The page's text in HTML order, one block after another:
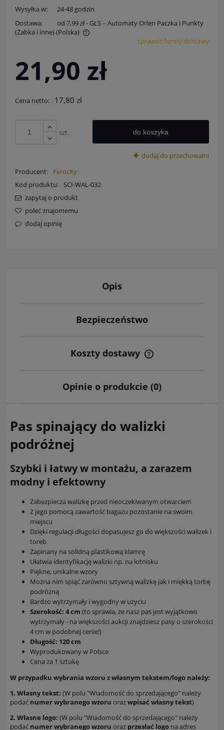
Wysyłka w:
24-48 godzin
Dostawa:
od 7,99 zł- GLS – Automaty Orlen Paczka i Punkty
(Żabka i inne)(Polska)
Cena nie zawiera ewentualnych kosztów płatnościsprawdź formy dostawy
21,90 zł
Cena netto: 17,80 zł
szt. do koszyka
dodaj do przechowalni
Producent:
Ferocity
Kod produktu:
SCI-WAL-032
zapytaj o produkt
poleć znajomemu
dodaj opinię
Opis
Bezpieczeństwo
Koszty dostawy
Cena nie zawiera ewentualnych kosztów płatności
Opinie o produkcie (0)
Pas spinający do walizki
podróżnej
Szybki i łatwy w montażu, a zarazem
modny i efektowny
Zabezpiecza walizkę przed nieoczekiwanym otwarciem
Z jego pomocą zawartość bagażu pozostanie na swoim
miejscu
Dzięki regulacji długości dopasujesz go do większości walizek i
toreb
Zapinany na solidną plastikową klamrę
Ułatwia identyfikację walizki np. na lotnisku
Piękne, unikalne wzory
Można nim spiąć zarówno sztywną walizkę jak i miękką torbę
podróżną
Bardzo wytrzymały i wygodny w użyciu
Szerokość: 4 cm (to sprawia, że nasz pas jest wyjątkowo
wytrzymały - na większości aukcji znajdziesz pasy o szerokości
4 cm w podobnej cenie!)
Długość: 120 cm
Wyprodukowany w Polsce
Cena za 1 sztukę
W przypadku wybrania wzoru z własnym tekstem/logo należy:
1. Własny tekst: (W polu "Wiadomość do sprzedającego" należy
podać numerwybranego wzoru orazwpisać własny tekst)
2. Własne logo: (W polu "Wiadomość do sprzedającego" należy
podać numerwybranego wzoru oraz przesłać logo na adres